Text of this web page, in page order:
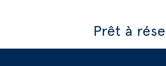
Prêt à